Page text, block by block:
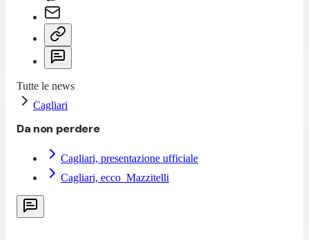
Tutte le news
Cagliari
Da non perdere
Cagliari, presentazione ufficiale
Cagliari, ecco Mazzitelli